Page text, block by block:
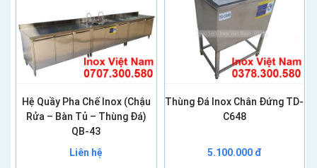
Hệ Quầy Pha Chế Inox (Chậu
Rửa – Bàn Tủ – Thùng Đá)
QB-43
Liên hệ
Thùng Đá Inox Chân Đứng TD-
C648
5.100.000 đ